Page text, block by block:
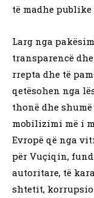
të madhe publike
Larg nga
transparencë
rrepta dhe të
qetësohen nga
thonë dhe
mobilizimi më i
Evropë që nga
për Vuçiqin,
autoritare, të
shtetit,